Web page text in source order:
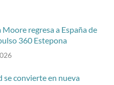
regresa a España de
360 Estepona
se convierte en nueva